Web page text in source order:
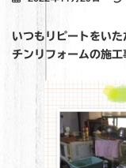
いつもリピートをい
チンリフォームの施工